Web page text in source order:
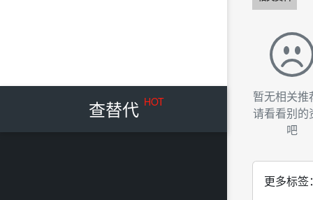
查替代 HOT
暂无相关推
请看看别的
吧
更多标签